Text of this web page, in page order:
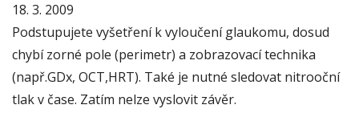
18. 3. 2009
Podstupujete vyšetření k vyloučení glaukomu, dosud
chybí zorné pole (perimetr) a zobrazovací technika
(např.GDx, OCT,HRT). Také je nutné sledovat nitrooční
tlak v čase. Zatím nelze vyslovit závěr.